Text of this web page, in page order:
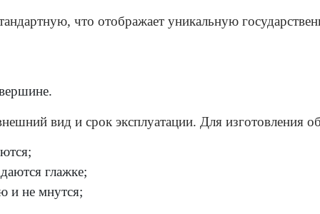
что отображает уникальную
вид и срок эксплуатации. Для
глажке;
и не мнутся;